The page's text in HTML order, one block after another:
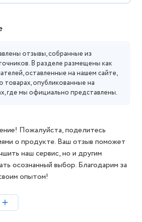
отзывы, собранные из
В разделе размещены как
оставленные на нашем сайте,
товарах, опубликованные на
где мы официально представлены.
Пожалуйста, поделитесь
о продукте. Ваш отзыв поможет
наш сервис, но и другим
осознанный выбор. Благодарим за
опытом!